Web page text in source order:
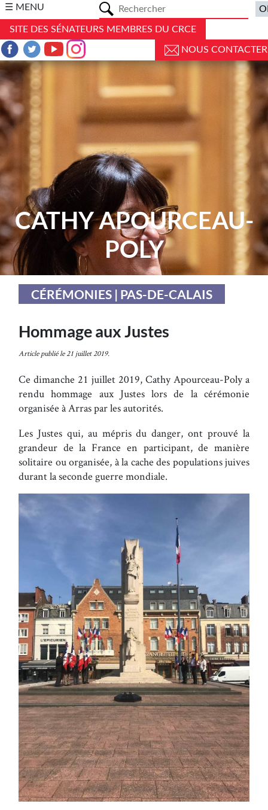
☰ MENU
SITE DES SÉNATEURS MEMBRES DU CRCE
NOUS CONTACTER
CATHY APOURCEAU-
POLY
CÉRÉMONIES | PAS-DE-CALAIS
Hommage aux Justes
Article publié le 21 juillet 2019.
Ce dimanche 21 juillet 2019, Cathy Apourceau-Poly a
rendu hommage aux Justes lors de la cérémonie
organisée à Arras par les autorités.
Les Justes qui, au mépris du danger, ont prouvé la
grandeur de la France en participant, de manière
solitaire ou organisée, à la cache des populations juives
durant la seconde guerre mondiale.